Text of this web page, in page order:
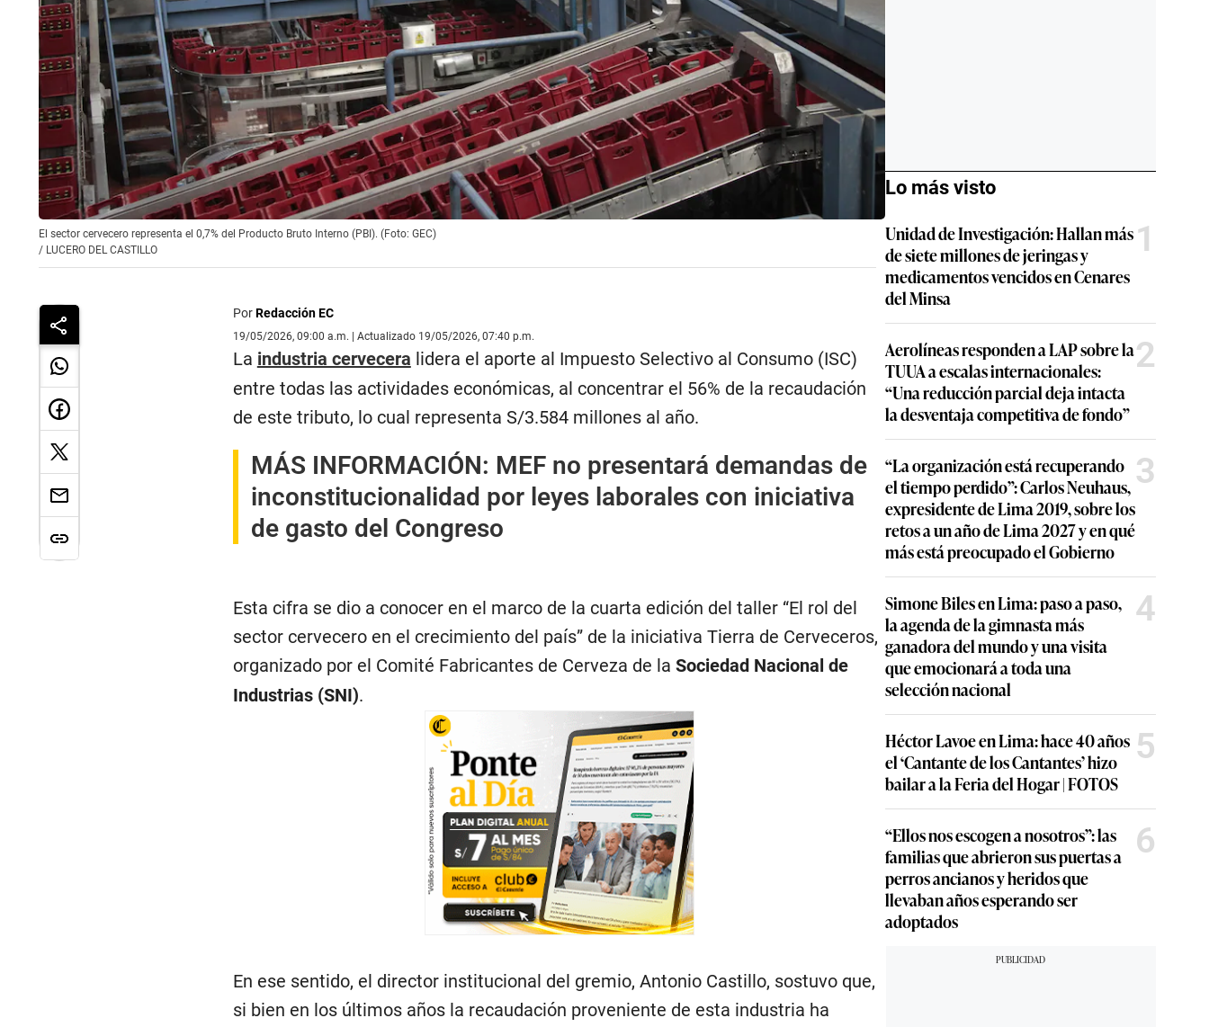
El sector cervecero representa el 0,7% del Producto Bruto Interno (PBI). (Foto: GEC)
/ LUCERO DEL CASTILLO
PorRedacción EC
19/05/2026, 09:00 a.m. | Actualizado 19/05/2026, 07:40 p.m.
La industria cervecera lidera el aporte al Impuesto Selectivo al Consumo (ISC)
entre todas las actividades económicas, al concentrar el 56% de la recaudación
de este tributo, lo cual representa S/3.584 millones al año.
MÁS INFORMACIÓN: MEF no presentará demandas de
inconstitucionalidad por leyes laborales con iniciativa
de gasto del Congreso
Esta cifra se dio a conocer en el marco de la cuarta edición del taller “El rol del
sector cervecero en el crecimiento del país” de la iniciativa Tierra de Cerveceros,
organizado por el Comité Fabricantes de Cerveza de la Sociedad Nacional de
Industrias (SNI).
En ese sentido, el director institucional del gremio, Antonio Castillo, sostuvo que,
si bien en los últimos años la recaudación proveniente de esta industria ha
Lo más visto
Unidad de Investigación: Hallan más
de siete millones de jeringas y
medicamentos vencidos en Cenares
del Minsa
1
Aerolíneas responden a LAP sobre la
TUUA a escalas internacionales:
“Una reducción parcial deja intacta
la desventaja competitiva de fondo”
2
“La organización está recuperando
el tiempo perdido”: Carlos Neuhaus,
expresidente de Lima 2019, sobre los
retos a un año de Lima 2027 y en qué
más está preocupado el Gobierno
3
Simone Biles en Lima: paso a paso,
la agenda de la gimnasta más
ganadora del mundo y una visita
que emocionará a toda una
selección nacional
4
Héctor Lavoe en Lima: hace 40 años
el ‘Cantante de los Cantantes’ hizo
bailar a la Feria del Hogar | FOTOS
5
“Ellos nos escogen a nosotros”: las
familias que abrieron sus puertas a
perros ancianos y heridos que
llevaban años esperando ser
adoptados
6